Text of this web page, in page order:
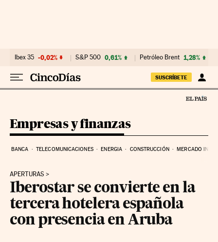
Ibex 35 -0,02% S&P 500 0,61% Petróleo Brent 1,28%
SUSCRÍBETE
Empresas y finanzas
BANCA TELECOMUNICACIONES ENERGIA CONSTRUCCIÓN MERCADO
APERTURAS
Iberostar se convierte en la
tercera hotelera española
con presencia en Aruba